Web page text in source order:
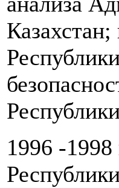
Казахстан;
1996 -1998